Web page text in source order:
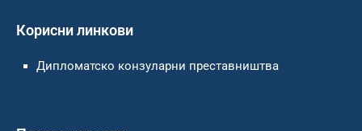
Корисни линкови
Дипломатско конзуларни преставништва